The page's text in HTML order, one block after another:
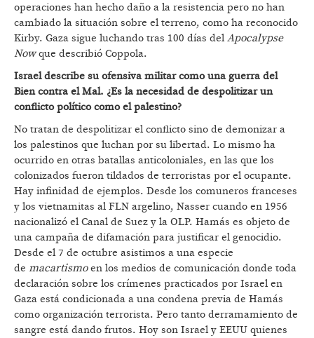
operaciones han hecho daño a la resistencia pero no han
cambiado la situación sobre el terreno, como ha reconocido
Kirby. Gaza sigue luchando tras 100 días del Apocalypse
Nowque describió Coppola.
Israel describe su ofensiva militar como una guerra del
Bien contra el Mal. ¿Es la necesidad de despolitizar un
conflicto político como el palestino?
No tratan de despolitizar el conflicto sino de demonizar a
los palestinos que luchan por su libertad. Lo mismo ha
ocurrido en otras batallas anticoloniales, en las que los
colonizados fueron tildados de terroristas por el ocupante.
Hay infinidad de ejemplos. Desde los comuneros franceses
y los vietnamitas al FLN argelino, Nasser cuando en 1956
nacionalizó el Canal de Suez y la OLP. Hamás es objeto de
una campaña de difamación para justificar el genocidio.
Desde el 7 de octubre asistimos a una especie
de macartismoen los medios de comunicación donde toda
declaración sobre los crímenes practicados por Israel en
Gaza está condicionada a una condena previa de Hamás
como organización terrorista. Pero tanto derramamiento de
sangre está dando frutos. Hoy son Israel y EEUU quienes